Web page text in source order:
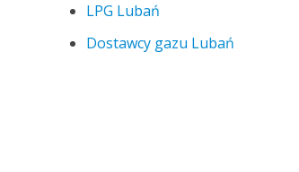
LPG Lubań
Dostawcy gazu Lubań